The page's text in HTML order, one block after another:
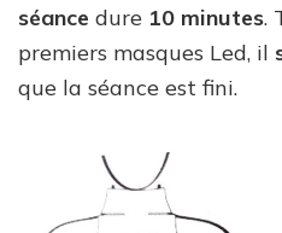
séance dure 10 minutes.
premiers masques Led, il
que la séance est fini.